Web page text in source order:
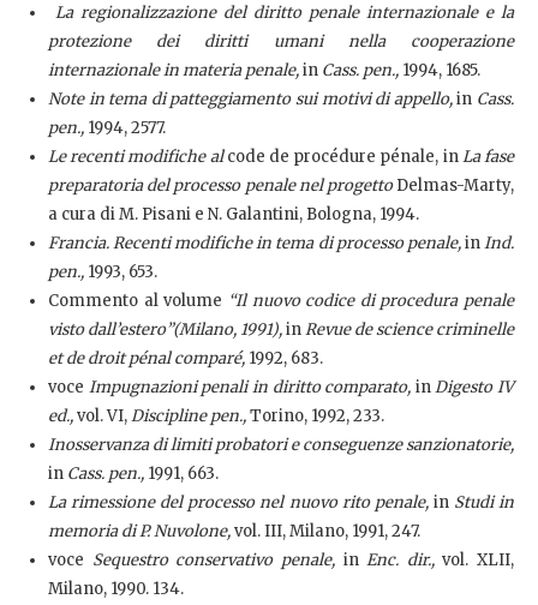
La regionalizzazione del diritto penale internazionale e la
protezione dei diritti umani nella cooperazione
internazionale in materia penale,in Cass. pen., 1994, 1685.
Note in tema di patteggiamento sui motivi di appello,in Cass.
pen., 1994, 2577.
Le recenti modifiche alcode de procédure pénale, inLa fase
preparatoria del processo penale nel progettoDelmas-Marty,
a cura di M. Pisani e N. Galantini, Bologna, 1994.
Francia. Recenti modifiche in tema di processo penale,inInd.
pen., 1993, 653.
Commento al volume “Il nuovo codice di procedura penale
visto dall’estero”(Milano, 1991),inRevue de science criminelle
et de droit pénal comparé, 1992, 683.
voce Impugnazioni penali in diritto comparato, inDigesto IV
ed.,vol. VI,Discipline pen.,Torino, 1992, 233.
Inosservanza di limiti probatori e conseguenze sanzionatorie,
in Cass. pen., 1991, 663.
La rimessione del processo nel nuovo rito penale, in Studi in
memoria di P. Nuvolone,vol. III, Milano, 1991, 247.
voce Sequestro conservativo penale, inEnc. dir.,vol. XLII,
Milano, 1990. 134.